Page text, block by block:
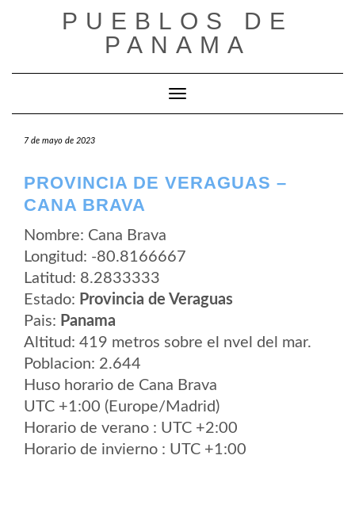
PUEBLOS DE
PANAMA
Cambiar modo de navegación
7 de mayo de 2023
PROVINCIA DE VERAGUAS –
CANA BRAVA
Nombre: Cana Brava
Longitud: -80.8166667
Latitud: 8.2833333
Estado: Provincia de Veraguas
Pais: Panama
Altitud: 419 metros sobre el nvel del mar.
Poblacion: 2.644
Huso horario de Cana Brava
UTC +1:00 (Europe/Madrid)
Horario de verano : UTC +2:00
Horario de invierno : UTC +1:00